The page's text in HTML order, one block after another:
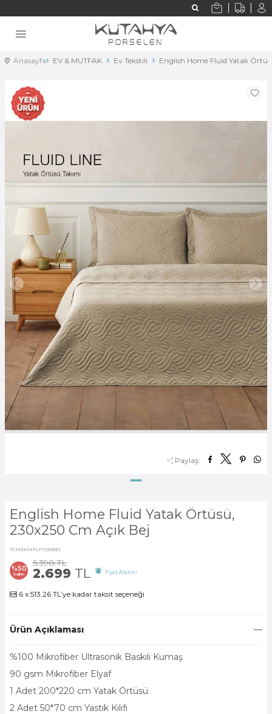
Anasayfa EV & MUTFAK Ev Tekstili English Home Fluid Yatak
Paylaş:
English Home Fluid Yatak Örtüsü,
230x250 Cm Açık Bej
TCMEHMFLYTORBEJ
%50
İndirim
5.398TL
2.699 TL Fiyat Alarmı
6 x 513.26 TL’ye kadar taksit seçeneği
Ürün Açıklaması
%100 Mikrofiber Ultrasonik Baskılı Kumaş
90 gsm Mikrofiber Elyaf
1 Adet 200*220 cm Yatak Örtüsü
2 Adet 50*70 cm Yastık Kılıfı